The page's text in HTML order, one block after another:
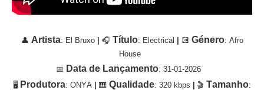
👤 Artista: El Bruxo 🎧 Título: Electrical 💽 Género: Afro
House
📅 Data de Lançamento: 31-01-2026
🖥 Produtora: ONYA 🎹 Qualidade: 320 kbps 🎬 Tamanho: